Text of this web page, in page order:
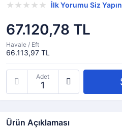
İlk Yorumu Siz Yapın
67.120,78 TL
Havale / Eft
66.113,97 TL
Adet
Ürün Açıklaması